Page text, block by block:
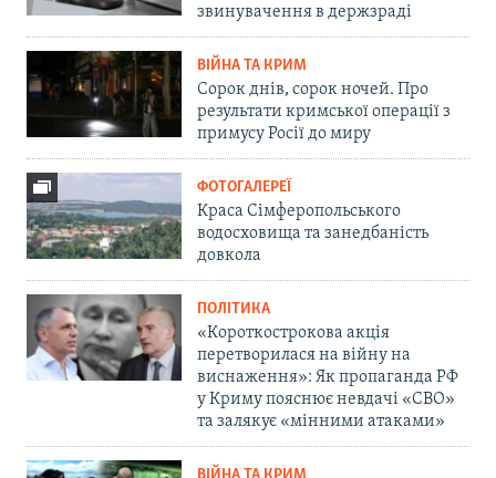
звинувачення в держзраді
ВІЙНА ТА КРИМ
Сорок днів, сорок ночей. Про
результати кримської операції з
примусу Росії до миру
ФОТОГАЛЕРЕЇ
Краса Сімферопольського
водосховища та занедбаність
довкола
ПОЛІТИКА
«Короткострокова акція
перетворилася на війну на
виснаження»: Як пропаганда РФ
у Криму пояснює невдачі «СВО»
та залякує «мінними атаками»